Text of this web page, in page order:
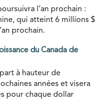
l’an prochain :
qui atteint 6 millions $
prochain.
du Canada de
à hauteur de
années et visera
pour chaque dollar